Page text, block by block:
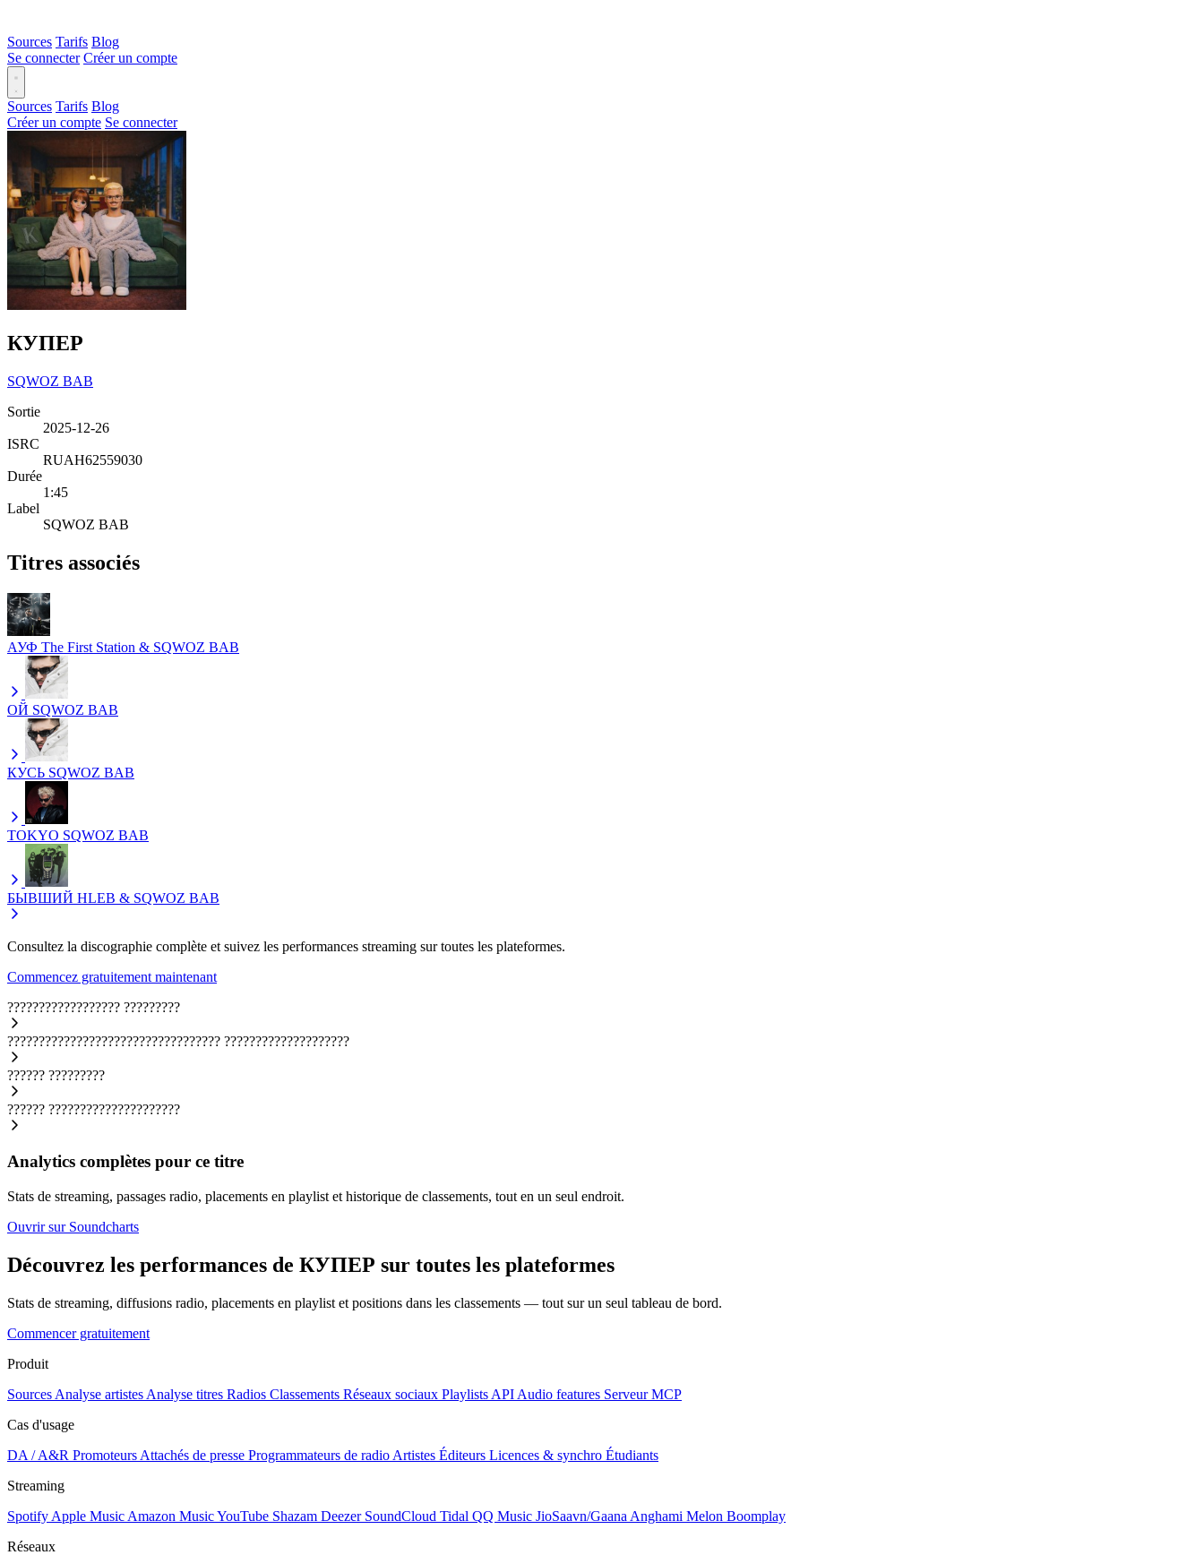
Sources Tarifs Blog
Se connecter Créer un compte
Sources Tarifs Blog
Créer un compte Se connecter
КУПЕР
SQWOZ BAB
Sortie
2025-12-26
ISRC
RUAH62559030
Durée
1:45
Label
SQWOZ BAB
Titres associés
АУФ The First Station & SQWOZ BAB
ОЙ SQWOZ BAB
КУСЬ SQWOZ BAB
TOKYO SQWOZ BAB
БЫВШИЙ HLEB & SQWOZ BAB
Consultez la discographie complète et suivez les performances streaming sur toutes les plateformes.
Commencez gratuitement maintenant
?????????????????? ?????????
?????????????????????????????????? ????????????????????
?????? ?????????
?????? ?????????????????????
Analytics complètes pour ce titre
Stats de streaming, passages radio, placements en playlist et historique de classements, tout en un seul endroit.
Ouvrir sur Soundcharts
Découvrez les performances de КУПЕР sur toutes les plateformes
Stats de streaming, diffusions radio, placements en playlist et positions dans les classements — tout sur un seul tableau de bord.
Commencer gratuitement
Produit
Sources Analyse artistes Analyse titres Radios Classements Réseaux sociaux Playlists API Audio features Serveur MCP
Cas d'usage
DA / A&R Promoteurs Attachés de presse Programmateurs de radio Artistes Éditeurs Licences & synchro Étudiants
Streaming
Spotify Apple Music Amazon MusicYouTube Shazam Deezer SoundCloud Tidal QQ Music JioSaavn/Gaana Anghami Melon Boomplay
Réseaux